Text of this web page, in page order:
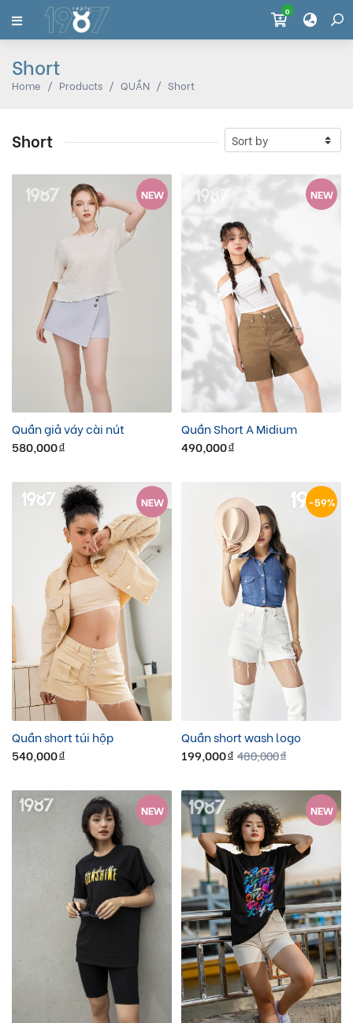
0
Short
Home Products QUẦN Short
Short
NEW
Quần giả váy cài nút
580,000đ
NEW
Quần Short A Midium
490,000đ
NEW
Quần short túi hộp
540,000đ
-59%
Quần short wash logo
199,000đ 480,000đ
NEW NEW